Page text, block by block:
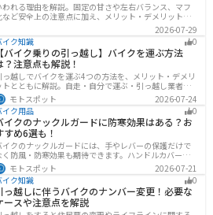
れる理由を解説。固定の甘さや左右バランス、マフ
ど安全上の注意点に加え、メリット・デメリット、
、おすすめのサイドバッグ10選を紹介します。2026-07-29
イク知識
0
【バイク乗りの引っ越し】バイクを運ぶ方法
？注意点も解説！
っ越しでバイクを運ぶ4つの方法を、メリット・デメリ
トとともに解説。自走・自分で運ぶ・引っ越し業者・
イク専門業者の選び方や輸送時の注意点、駐輪場所の
保、住所変更など必要な手続きも紹介します。
モトスポット
2026-07-24
イク用品
0
イクのナックルガードに防寒効果はある？お
すめ6選も！
イクのナックルガードには、手やレバーの保護だけで
く防風・防寒効果も期待できます。ハンドルカバーと
違いやメリット・デメリット、選び方を解説し、冬の
ーリングにおすすめの大型ナックルガード6選を価格や
徴とともに紹介します。
モトスポット
2026-07-21
イク知識
0
っ越しに伴うバイクのナンバー変更！必要な
ースや注意点を解説